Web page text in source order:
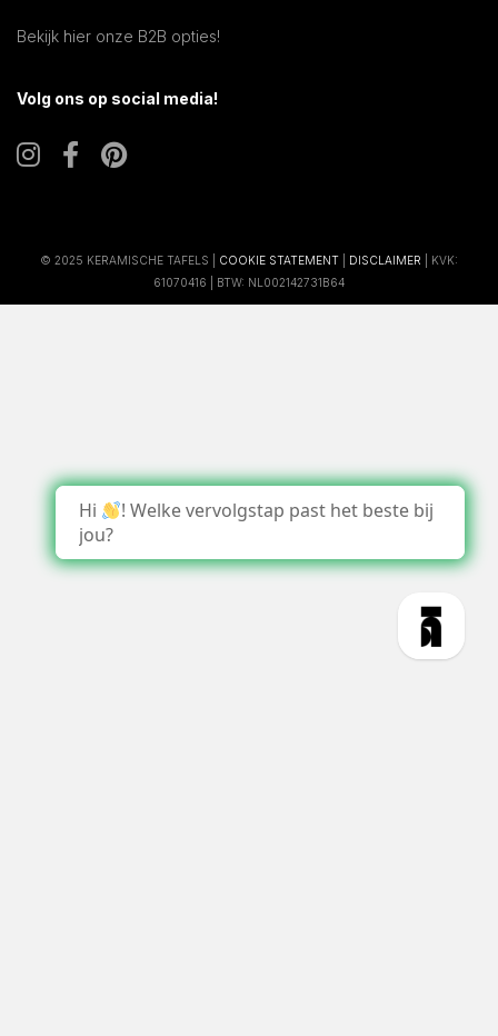
Bekijk hier onze B2B opties!
Volg ons op social media!
© 2025 KERAMISCHE TAFELS | COOKIE STATEMENT DISCLAIMER | KVK:
61070416 | BTW: NL002142731B64
Hi
! Welke vervolgstap past het beste bij
jou?